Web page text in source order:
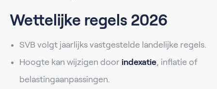
Wettelijke regels 2026
SVB volgt jaarlijks vastgestelde landelijke regels.
Hoogte kan wijzigen door indexatie, inflatie of
belastingaanpassingen.